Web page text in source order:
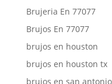
Brujeria En 77077
Brujos En 77077
brujos en houston
brujos en houston tx
brujos en san